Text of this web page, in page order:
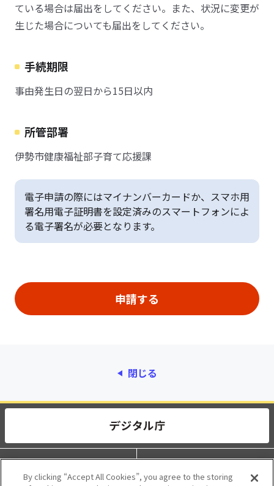
ている場合は届出をしてください。また、状況に変更が
生じた場合についても届出をしてください。
手続期限
事由発生日の翌日から15日以内
所管部署
伊勢市健康福祉部子育て応援課
電子申請の際にはマイナンバーカードか、スマホ用
署名用電子証明書を設定済みのスマートフォンによ
る電子署名が必要となります。
閉じる
動作環境 個人情報保護
By clicking “Accept All Cookies”, you agree to the storing